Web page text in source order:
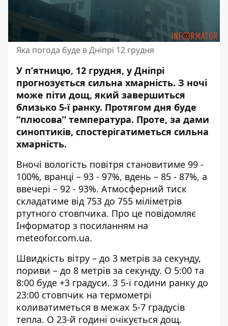
Яка погода буде в Дніпрі 12 грудня
У п’ятницю, 12 грудня, у Дніпрі
прогнозується сильна хмарність. З ночі
може піти дощ, який завершиться
близько 5-ї ранку. Протягом дня буде
“плюсова” температура. Проте, за дами
синоптиків, спостерігатиметься сильна
хмарність.
Вночі вологість повітря становитиме 99 -
100%, вранці – 93 - 97%, вдень – 85 - 87%, а
ввечері – 92 - 93%. Атмосферний тиск
складатиме від 753 до 755 міліметрів
ртутного стовпчика. Про це повідомляє
Інформатор з посиланням на
meteofor.com.ua.
Швидкість вітру – до 3 метрів за секунду,
пориви – до 8 метрів за секунду. О 5:00 та
8:00 буде +3 градуси. З 5-ї години ранку до
23:00 стовпчик на термометрі
коливатиметься в межах 5-7 градусів
тепла. О 23-й годині очікується дощ.